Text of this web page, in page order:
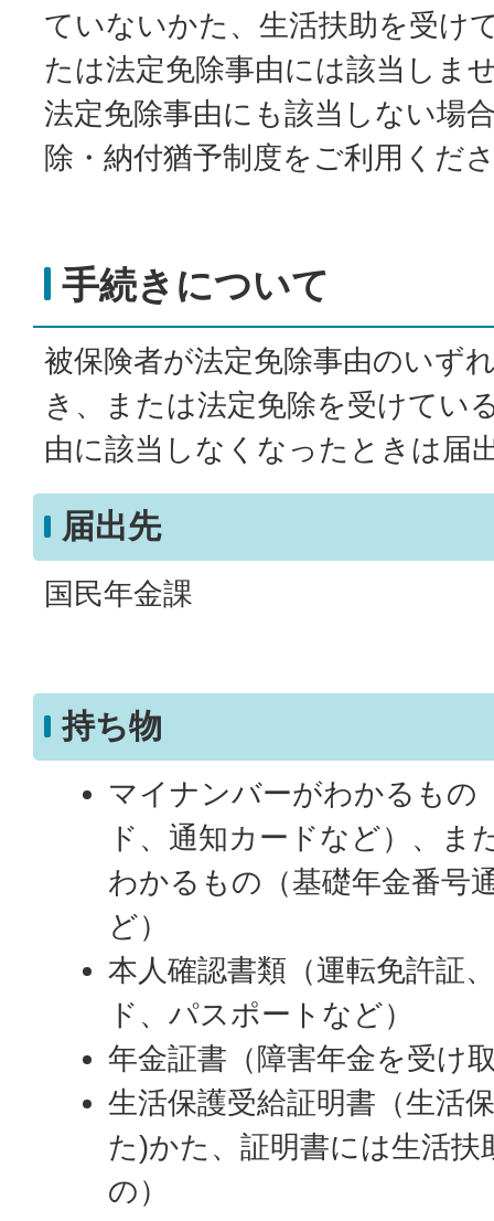
ていないかた、生活扶助を受け
たは法定免除事由には該当しま
法定免除事由にも該当しない場
除・納付猶予制度をご利用くだ
手続きについて
被保険者が法定免除事由のいず
き、または法定免除を受けてい
由に該当しなくなったときは届
届出先
国民年金課
持ち物
マイナンバーがわかるもの
ド、通知カードなど）、ま
わかるもの（基礎年金番号
ど）
本人確認書類（運転免許証
ド、パスポートなど）
年金証書（障害年金を受け
生活保護受給証明書（生活
た)かた、証明書には生活
の）